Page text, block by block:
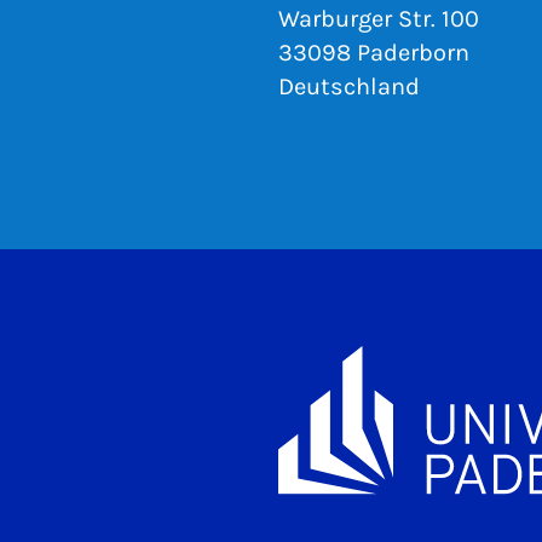
Warburger Str. 100
33098 Paderborn
Deutschland